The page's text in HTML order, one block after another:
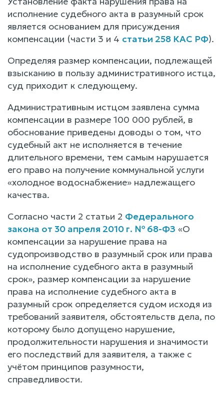
исполнение судебного акта в разумный срок
является основанием для присуждения
компенсации (части 3 и 4 статьи 258 КАС РФ).
Определяя размер компенсации, подлежащей
взысканию в пользу административного истца,
суд приходит к следующему.
Административным истцом заявлена сумма
компенсации в размере 100 000 рублей, в
обоснование приведены доводы о том, что
судебный акт не исполняется в течение
длительного времени, тем самым нарушается
его право на получение коммунальной услуги
«холодное водоснабжение» надлежащего
качества.
Согласно части 2 статьи 2 Федерального
закона от 30 апреля 2010 г. № 68-ФЗ «О
компенсации за нарушение права на
судопроизводство в разумный срок или права
на исполнение судебного акта в разумный
срок», размер компенсации за нарушение
права на исполнение судебного акта в
разумный срок определяется судом исходя из
требований заявителя, обстоятельств дела, по
которому было допущено нарушение,
продолжительности нарушения и значимости
его последствий для заявителя, а также с
учётом принципов разумности,
справедливости.